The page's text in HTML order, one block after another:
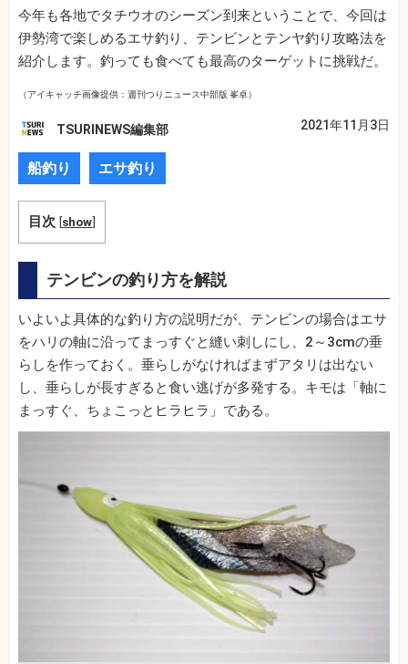
今年も各地でタチウオのシーズン到来ということで、今回は
伊勢湾で楽しめるエサ釣り、テンビンとテンヤ釣り攻略法を
紹介します。釣っても食べても最高のターゲットに挑戦だ。
（アイキャッチ画像提供：週刊つりニュース中部版 峯卓）
TSURINEWS編集部 2021年11月3日
船釣り エサ釣り
目次 [show]
テンビンの釣り方を解説
いよいよ具体的な釣り方の説明だが、テンビンの場合はエサ
をハリの軸に沿ってまっすぐと縫い刺しにし、2～3cmの垂
らしを作っておく。垂らしがなければまずアタリは出ない
し、垂らしが長すぎると食い逃げが多発する。キモは「軸に
まっすぐ、ちょこっとヒラヒラ」である。